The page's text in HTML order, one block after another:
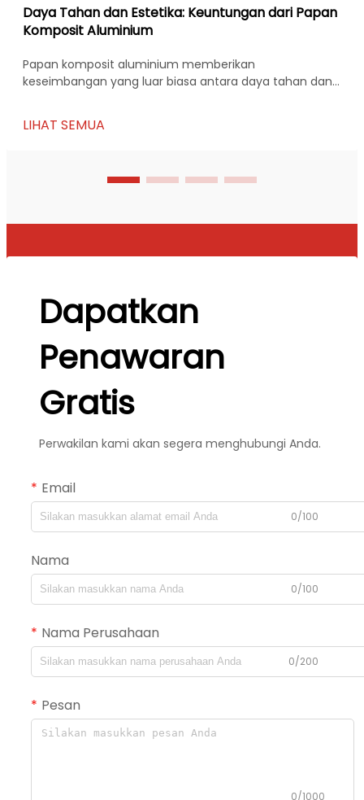
Daya Tahan dan Estetika: Keuntungan dari Papan
Komposit Aluminium
Papan komposit aluminium memberikan
keseimbangan yang luar biasa antara daya tahan dan
fleksibilitas desainnya memungkinkan aplikasi kreatif.
LIHAT SEMUA
Dapatkan
Penawaran
Gratis
Perwakilan kami akan segera menghubungi Anda.
Email
0/100
Nama
0/100
Nama Perusahaan
0/200
Pesan
0/1000